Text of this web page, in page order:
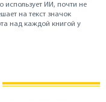
использует ИИ, почти не
на текст значок
над каждой книгой у